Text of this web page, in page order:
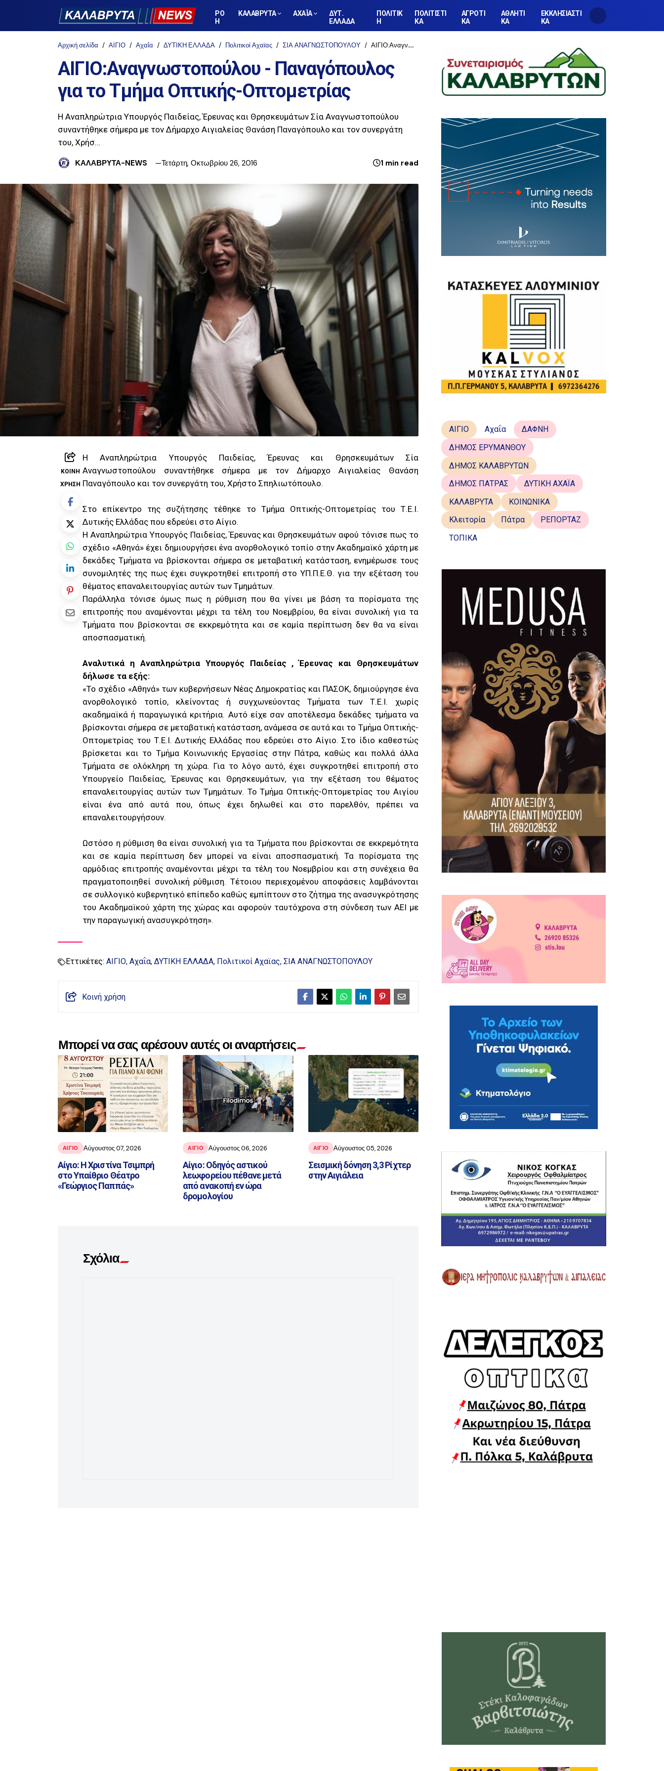
ΡΟ
Η
ΚΑΛΑΒΡΥΤΑ ΑΧΑΪΑ
ΔΥΤ.
ΕΛΛΑΔΑ
ΠΟΛΙΤΙΚ
Η
ΠΟΛΙΤΙΣΤΙ
ΚΑ
ΑΓΡΟΤΙ
ΚΑ
ΑΘΛΗΤΙ
ΚΑ
ΕΚΚΛΗΣΙΑΣΤΙ
ΚΑ
Αρχική σελίδα ΑΙΓΙΟ Αχαΐα ΔΥΤΙΚΗ ΕΛΛΑΔΑ Πολιτικοί Αχαϊας ΣΙΑ ΑΝΑΓΝΩΣΤΟΠΟΥΛΟΥ ΑΙΓΙΟ:Αναγνωστοπούλου - Παναγόπουλος για το Τμήμα Οπτικής-Οπτομετρίας
ΑΙΓΙΟ:Αναγνωστοπούλου - Παναγόπουλος
για το Τμήμα Οπτικής-Οπτομετρίας
Η Αναπληρώτρια Υπουργός Παιδείας, Έρευνας και Θρησκευμάτων Σία Αναγνωστοπούλου
συναντήθηκε σήμερα με τον Δήμαρχο Αιγιαλείας Θανάση Παναγόπουλο και τον συνεργάτη
του, Χρήσ…
ΚΑΛΑΒΡΥΤΑ-NEWS Τετάρτη, Οκτωβρίου 26, 2016 1 min read
ΚΟΙΝΉ
ΧΡΉΣΗ
Η Αναπληρώτρια Υπουργός Παιδείας, Έρευνας και Θρησκευμάτων Σία
Αναγνωστοπούλου συναντήθηκε σήμερα με τον Δήμαρχο Αιγιαλείας Θανάση
Παναγόπουλο και τον συνεργάτη του, Χρήστο Σπηλιωτόπουλο.
Στο επίκεντρο της συζήτησης τέθηκε το Τμήμα Οπτικής-Οπτομετρίας του Τ.Ε.Ι.
Δυτικής Ελλάδας που εδρεύει στο Αίγιο.
Η Αναπληρώτρια Υπουργός Παιδείας, Έρευνας και Θρησκευμάτων αφού τόνισε πως το
σχέδιο «Αθηνά» έχει δημιουργήσει ένα ανορθολογικό τοπίο στην Ακαδημαϊκό χάρτη με
δεκάδες Τμήματα να βρίσκονται σήμερα σε μεταβατική κατάσταση, ενημέρωσε τους
συνομιλητές της πως έχει συγκροτηθεί επιτροπή στο ΥΠ.Π.Ε.Θ. για την εξέταση του
θέματος επαναλειτουργίας αυτών των Τμημάτων.
Παράλληλα τόνισε όμως πως η ρύθμιση που θα γίνει με βάση τα πορίσματα της
επιτροπής που αναμένονται μέχρι τα τέλη του Νοεμβρίου, θα είναι συνολική για τα
Τμήματα που βρίσκονται σε εκκρεμότητα και σε καμία περίπτωση δεν θα να είναι
αποσπασματική.
Αναλυτικά η Αναπληρώτρια Υπουργός Παιδείας , Έρευνας και Θρησκευμάτων
δήλωσε τα εξής:
«Το σχέδιο «Αθηνά» των κυβερνήσεων Νέας Δημοκρατίας και ΠΑΣΟΚ, δημιούργησε ένα
ανορθολογικό τοπίο, κλείνοντας ή συγχωνεύοντας Τμήματα των Τ.Ε.Ι. χωρίς
ακαδημαϊκά ή παραγωγικά κριτήρια. Αυτό είχε σαν αποτέλεσμα δεκάδες τμήματα να
βρίσκονται σήμερα σε μεταβατική κατάσταση, ανάμεσα σε αυτά και το Τμήμα Οπτικής-
Οπτομετρίας του Τ.Ε.Ι. Δυτικής Ελλάδας που εδρεύει στο Αίγιο. Στο ίδιο καθεστώς
βρίσκεται και το Τμήμα Κοινωνικής Εργασίας στην Πάτρα, καθώς και πολλά άλλα
Τμήματα σε ολόκληρη τη χώρα. Για το λόγο αυτό, έχει συγκροτηθεί επιτροπή στο
Υπουργείο Παιδείας, Έρευνας και Θρησκευμάτων, για την εξέταση του θέματος
επαναλειτουργίας αυτών των Τμημάτων. Το Τμήμα Οπτικής-Οπτομετρίας του Αιγίου
είναι ένα από αυτά που, όπως έχει δηλωθεί και στο παρελθόν, πρέπει να
επαναλειτουργήσουν.
Ωστόσο η ρύθμιση θα είναι συνολική για τα Τμήματα που βρίσκονται σε εκκρεμότητα
και σε καμία περίπτωση δεν μπορεί να είναι αποσπασματική. Τα πορίσματα της
αρμόδιας επιτροπής αναμένονται μέχρι τα τέλη του Νοεμβρίου και στη συνέχεια θα
πραγματοποιηθεί συνολική ρύθμιση. Τέτοιου περιεχομένου αποφάσεις λαμβάνονται
σε συλλογικό κυβερνητικό επίπεδο καθώς εμπίπτουν στο ζήτημα της ανασυγκρότησης
του Ακαδημαϊκού χάρτη της χώρας και αφορούν ταυτόχρονα στη σύνδεση των ΑΕΙ με
την παραγωγική ανασυγκρότηση».
Εττικέτες: ΑΙΓΙΟ Αχαΐα ΔΥΤΙΚΗ ΕΛΛΑΔΑ Πολιτικοί Αχαϊας ΣΙΑ ΑΝΑΓΝΩΣΤΟΠΟΥΛΟΥ
Κοινή χρήση
Μπορεί να σας αρέσουν αυτές οι αναρτήσεις
ΑΙΓΙΟ Αύγουστος 07, 2026
Αίγιο: Η Χριστίνα Τσιμπρή
στο Υπαίθριο Θέατρο
«Γεώργιος Παππάς»
ΑΙΓΙΟ Αύγουστος 06, 2026
Αίγιο: Οδηγός αστικού
λεωφορείου πέθανε μετά
από ανακοπή εν ώρα
δρομολογίου
ΑΙΓΙΟ Αύγουστος 05, 2026
Σεισμική δόνηση 3,3 Ρίχτερ
στην Αιγιάλεια
Σχόλια
ΑΙΓΙΟ Αχαΐα
ΔΑΦΝΗ
ΔΗΜΟΣ ΕΡΥΜΑΝΘΟΥ
ΔΗΜΟΣ ΚΑΛΑΒΡΥΤΩΝ
ΔΗΜΟΣ ΠΑΤΡΑΣ
ΔΥΤΙΚΗ ΑΧΑΪΑ
ΚΑΛΑΒΡΥΤΑ
ΚΟΙΝΩΝΙΚΑ
Κλειτορία
Πάτρα
ΡΕΠΟΡΤΑΖ
ΤΟΠΙΚΑ